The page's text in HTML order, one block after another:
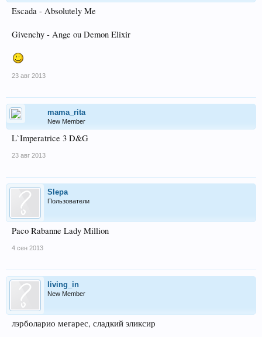
Escada - Absolutely Me
Givenchy - Ange ou Demon Elixir
23 авг 2013
mama_rita
New Member
L`Imperatrice 3 D&G
23 авг 2013
Slepa
Пользователи
Paco Rabanne Lady Million
4 сен 2013
living_in
New Member
лэрболарио мегарес, сладкий эликсир